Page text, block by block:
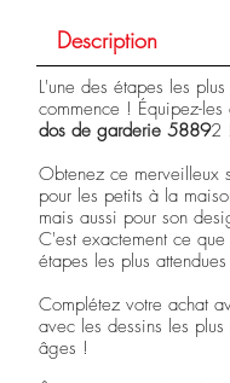
Description
L'une des étapes les
commence ! Équipez-
dos de garderie 58892 !
Obtenez ce merveilleux
pour les petits à la
mais aussi pour son
C'est exactement ce
étapes les plus
Complétez votre achat
avec les dessins les
âges !